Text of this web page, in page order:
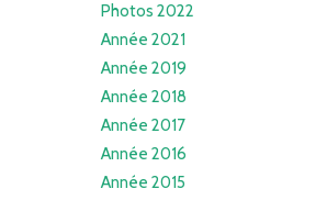
Photos 2022
Année 2021
Année 2019
Année 2018
Année 2017
Année 2016
Année 2015